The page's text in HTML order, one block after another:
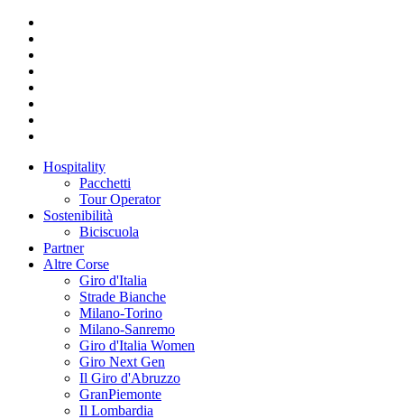
Hospitality
Pacchetti
Tour Operator
Sostenibilità
Biciscuola
Partner
Altre Corse
Giro d'Italia
Strade Bianche
Milano-Torino
Milano-Sanremo
Giro d'Italia Women
Giro Next Gen
Il Giro d'Abruzzo
GranPiemonte
Il Lombardia